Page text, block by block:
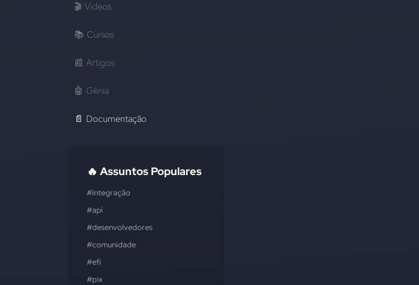
🎬 Vídeos
📚 Cursos
📰 Artigos
🤖 Gênia
📄 Documentação
🔥 Assuntos Populares
#integração
#api
#desenvolvedores
#comunidade
#efí
#pix